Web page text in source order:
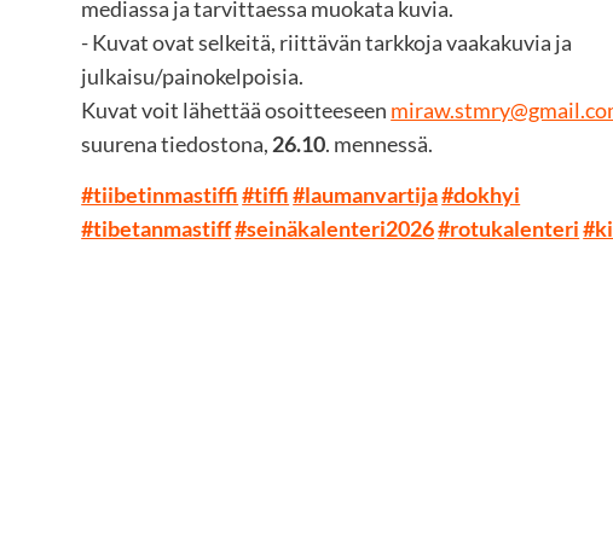
mediassa ja tarvittaessa muokata kuvia.
- Kuvat ovat selkeitä, riittävän tarkkoja vaakakuvia ja
julkaisu/painokelpoisia.
Kuvat voit lähettää osoitteeseen
suurena tiedostona, 26.10. mennessä.
#tiibetinmastiffi#tiffi#laumanvartija#dokhyi
#tibetanmastiff#seinäkalenteri2026#rotukalenteri